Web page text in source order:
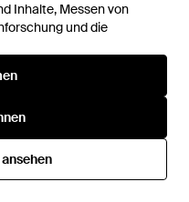
Inhalte, Messen von
und die
Inhalte, Messen von
und die